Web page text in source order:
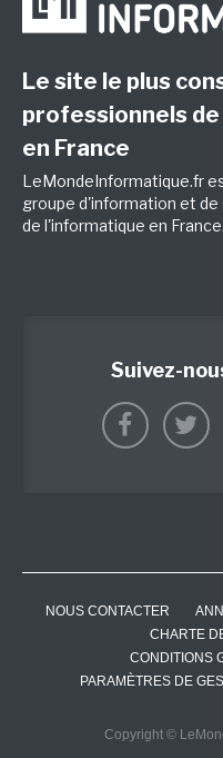
Le site le plus
professionnels de
en France
LeMondeInformatique.fr
groupe d'information et
de l'informatique en France.
Suivez-
NOUS CONTACTER
CHARTE
CONDITIONS
PARAMÈTRES DE
Copyright ©